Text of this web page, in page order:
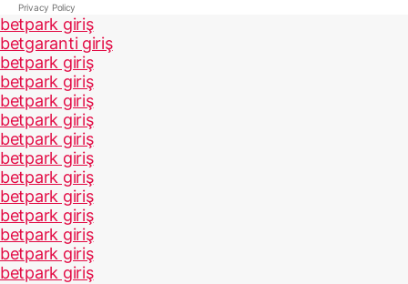
Privacy Policy
betpark giriş
betgaranti giriş
betpark giriş
betpark giriş
betpark giriş
betpark giriş
betpark giriş
betpark giriş
betpark giriş
betpark giriş
betpark giriş
betpark giriş
betpark giriş
betpark giriş